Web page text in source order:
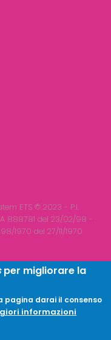
ETS © 2023 - P.I.
888781 del 23/02/98 -
1970 del 27/11/1970
Rights Reserved
per migliorare la
pagina darai il consenso
informazioni